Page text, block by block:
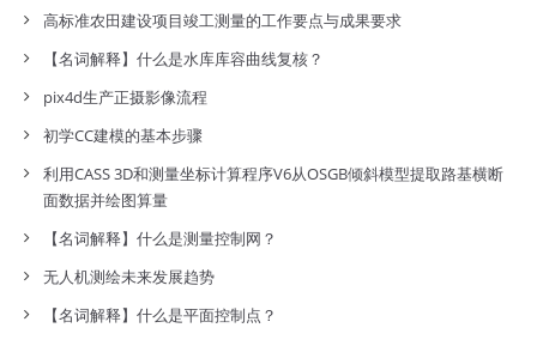
高标准农田建设项目竣工测量的工作要点与成果要求
【名词解释】什么是水库库容曲线复核？
pix4d生产正摄影像流程
初学CC建模的基本步骤
利用CASS 3D和测量坐标计算程序V6从OSGB倾斜模型提取路基横断
面数据并绘图算量
【名词解释】什么是测量控制网？
无人机测绘未来发展趋势
【名词解释】什么是平面控制点？